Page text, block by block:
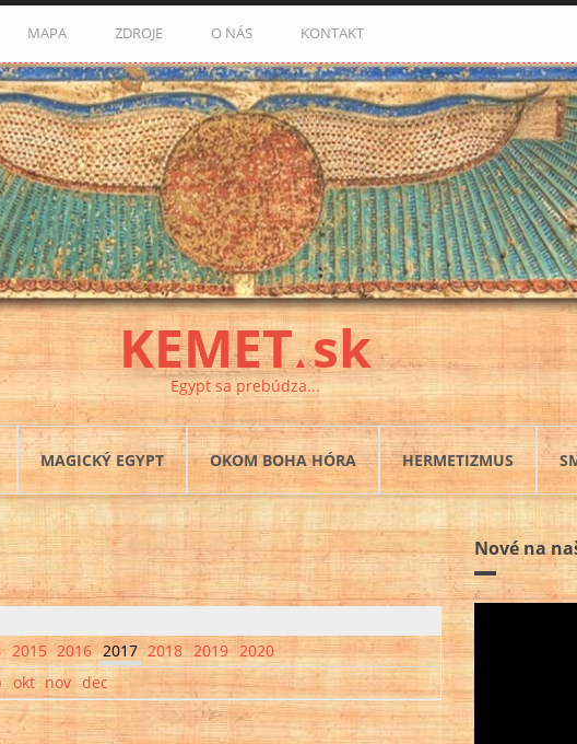
MAPA ZDROJE O NÁS KONTAKT
KEMET▲sk
Egypt sa prebúdza...
MAGICKÝ EGYPT OKOM BOHA HÓRA HERMETIZMUS
2015 2016 2017 2018 2019 2020
okt nov dec
Nové na